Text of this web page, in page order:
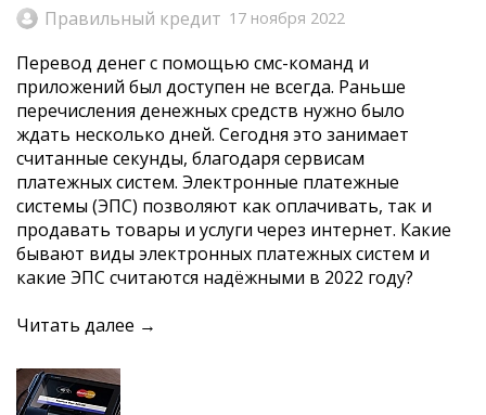
Правильный кредит 17 ноября 2022
Перевод денег с помощью смс-команд и
приложений был доступен не всегда. Раньше
перечисления денежных средств нужно было
ждать несколько дней. Сегодня это занимает
считанные секунды, благодаря сервисам
платежных систем. Электронные платежные
системы (ЭПС) позволяют как оплачивать, так и
продавать товары и услуги через интернет. Какие
бывают виды электронных платежных систем и
какие ЭПС считаются надёжными в 2022 году?
Читать далее →